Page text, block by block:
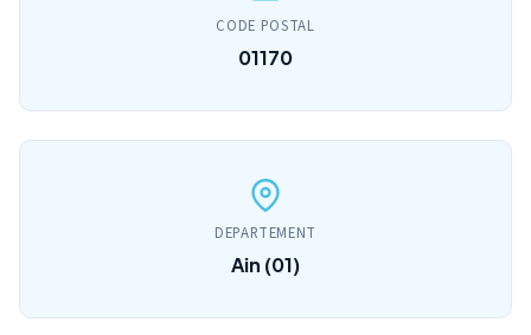
CODE POSTAL
01170
DEPARTEMENT
Ain (01)